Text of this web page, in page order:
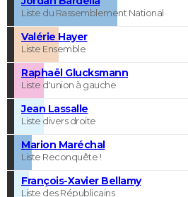
Liste du Rassemblement National
Valérie Hayer
Liste Ensemble
Raphaël Glucksmann
Liste d'union à gauche
Jean Lassalle
Liste divers droite
Marion Maréchal
Liste Reconquête !
François-Xavier Bellamy
Liste des Républicains